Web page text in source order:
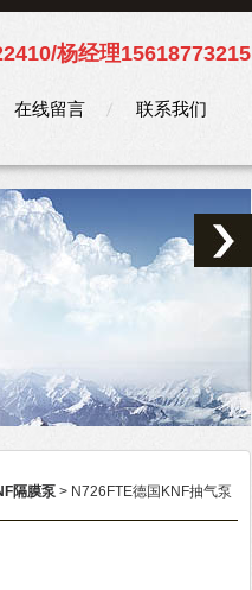
杨经理15618773215
在线留言 联系我们
隔膜泵 > N726FTE德国KNF抽气泵